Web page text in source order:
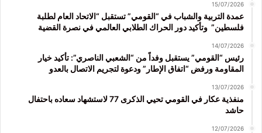
15/07/2026
عمدة التربية والشباب في “القومي” تستقبل “الاتحاد العام لطلبة
فلسطين” وتأكيد دور الحراك الطلابي العالمي في نصرة القضية
14/07/2026
رئيس “القومي” يستقبل وفداً من “الشعبي الناصري”: تأكيد خيار
المقاومة ورفض “اتفاق الإطار” ودعوة لتجريم الاتصال بالعدو
13/07/2026
منفذية عكار في القومي تحيي الذكرى 77 لاستشهاد سعاده باحتفال
حاشد
12/07/2026